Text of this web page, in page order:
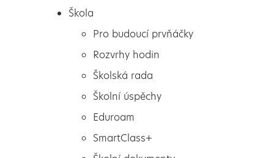
Škola
Pro budoucí prvňáčky
Rozvrhy hodin
Školská rada
Školní úspěchy
Eduroam
SmartClass+